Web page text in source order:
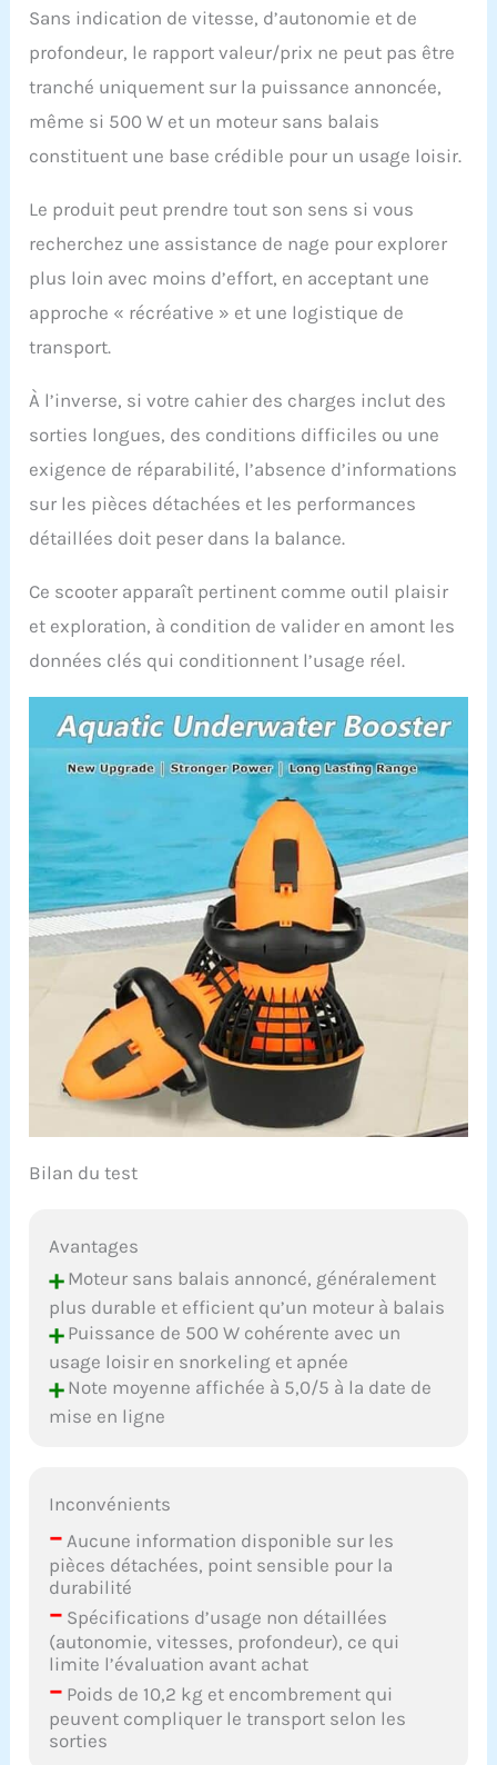
Sans indication de vitesse, d’autonomie et de
profondeur, le rapport valeur/prix ne peut pas être
tranché uniquement sur la puissance annoncée,
même si 500 W et un moteur sans balais
constituent une base crédible pour un usage loisir.
Le produit peut prendre tout son sens si vous
recherchez une assistance de nage pour explorer
plus loin avec moins d’effort, en acceptant une
approche « récréative » et une logistique de
transport.
À l’inverse, si votre cahier des charges inclut des
sorties longues, des conditions difficiles ou une
exigence de réparabilité, l’absence d’informations
sur les pièces détachées et les performances
détaillées doit peser dans la balance.
Ce scooter apparaît pertinent comme outil plaisir
et exploration, à condition de valider en amont les
données clés qui conditionnent l’usage réel.
Bilan du test
Avantages
+Moteur sans balais annoncé, généralement
plus durable et efficient qu’un moteur à balais
+Puissance de 500 W cohérente avec un
usage loisir en snorkeling et apnée
+Note moyenne affichée à 5,0/5 à la date de
mise en ligne
Inconvénients
– Aucune information disponible sur les
pièces détachées, point sensible pour la
durabilité
– Spécifications d’usage non détaillées
(autonomie, vitesses, profondeur), ce qui
limite l’évaluation avant achat
– Poids de 10,2 kg et encombrement qui
peuvent compliquer le transport selon les
sorties